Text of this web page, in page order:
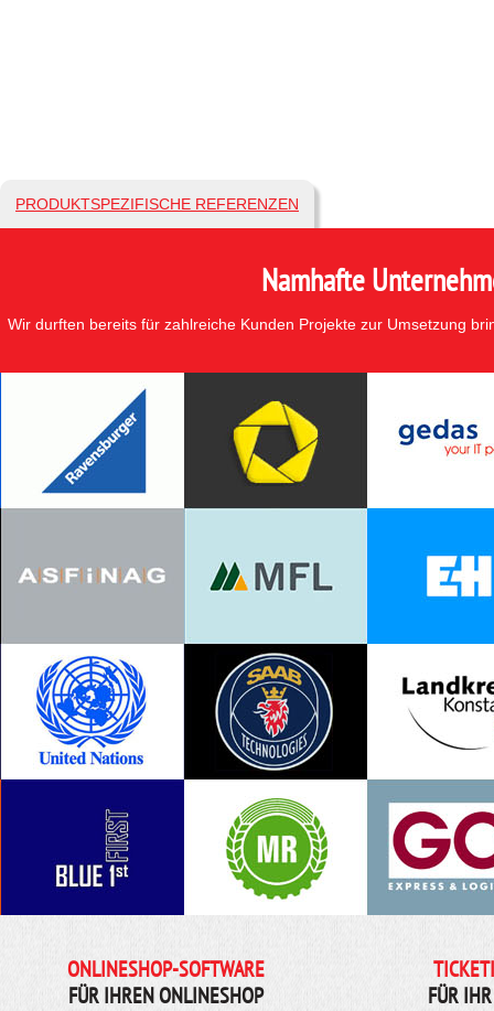
PRODUKTSPEZIFISCHE REFERENZEN
Namhafte
Wir durften bereits für zahlreiche Kunden Projekte zur Umsetzung
ONLINESHOP-SOFTWARE
FÜR IHREN ONLINESHOP
FÜR